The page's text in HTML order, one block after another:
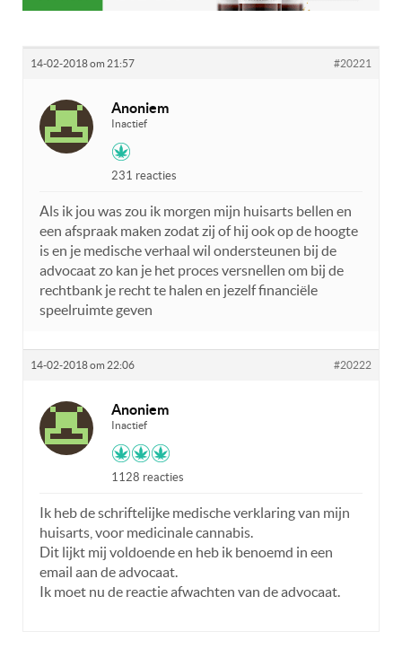
14-02-2018 om 21:57 #20221
Anoniem
Inactief
231 reacties
Als ik jou was zou ik morgen mijn huisarts bellen en
een afspraak maken zodat zij of hij ook op de hoogte
is en je medische verhaal wil ondersteunen bij de
advocaat zo kan je het proces versnellen om bij de
rechtbank je recht te halen en jezelf financiële
speelruimte geven
14-02-2018 om 22:06 #20222
Anoniem
Inactief
1128 reacties
Ik heb de schriftelijke medische verklaring van mijn
huisarts, voor medicinale cannabis.
Dit lijkt mij voldoende en heb ik benoemd in een
email aan de advocaat.
Ik moet nu de reactie afwachten van de advocaat.